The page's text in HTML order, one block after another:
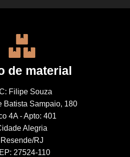
de material
Filipe Souza
Batista Sampaio, 180
4A - Apto: 401
Alegria
Resende/RJ
27524-110